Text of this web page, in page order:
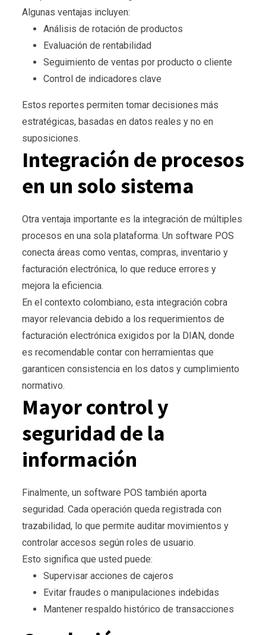
Algunas ventajas incluyen:
Análisis de rotación de productos
Evaluación de rentabilidad
Seguimiento de ventas por producto o cliente
Control de indicadores clave
Estos reportes permiten tomar decisiones más
estratégicas, basadas en datos reales y no en
suposiciones.
Integración de procesos
en un solo sistema
Otra ventaja importante es la integración de múltiples
procesos en una sola plataforma. Un software POS
conecta áreas como ventas, compras, inventario y
facturación electrónica, lo que reduce errores y
mejora la eficiencia.
En el contexto colombiano, esta integración cobra
mayor relevancia debido a los requerimientos de
facturación electrónica exigidos por la DIAN, donde
es recomendable contar con herramientas que
garanticen consistencia en los datos y cumplimiento
normativo.
Mayor control y
seguridad de la
información
Finalmente, un software POS también aporta
seguridad. Cada operación queda registrada con
trazabilidad, lo que permite auditar movimientos y
controlar accesos según roles de usuario.
Esto significa que usted puede:
Supervisar acciones de cajeros
Evitar fraudes o manipulaciones indebidas
Mantener respaldo histórico de transacciones